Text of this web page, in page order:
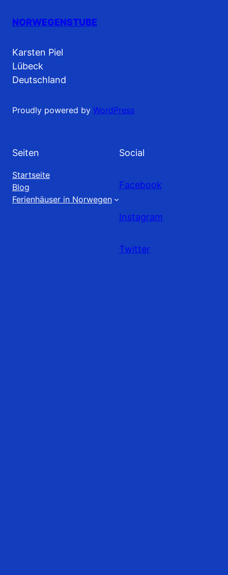
NORWEGENSTUBE
Karsten Piel
Lübeck
Deutschland
Proudly powered by WordPress
Seiten
Startseite
Blog
Ferienhäuser in Norwegen
Social
Facebook
Instagram
Twitter